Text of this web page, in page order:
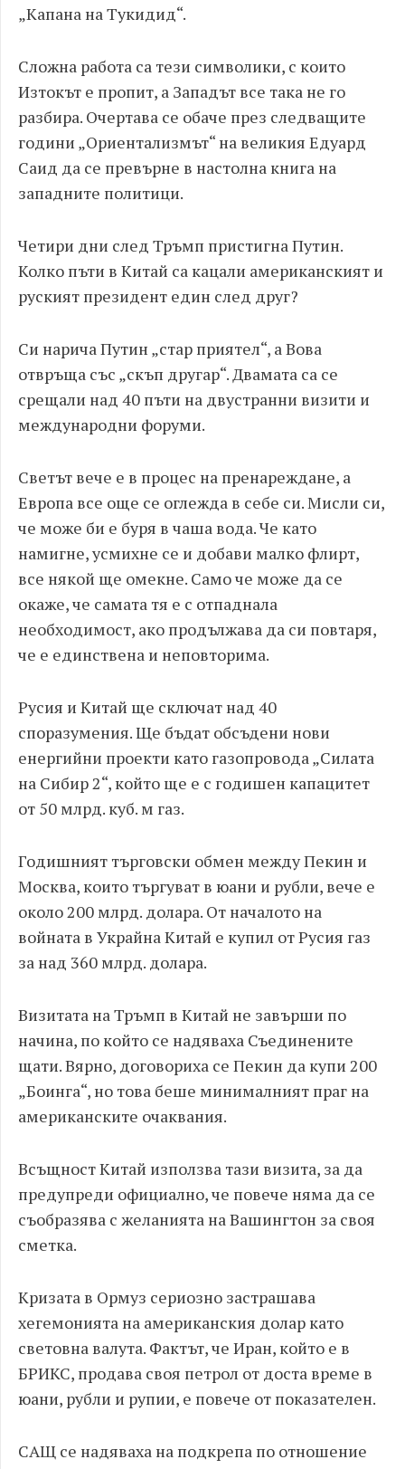
„Капана на Тукидид“.
Сложна работа са тези символики, с които
Изтокът е пропит, а Западът все така не го
разбира. Очертава се обаче през следващите
години „Ориентализмът“ на великия Едуард
Саид да се превърне в настолна книга на
западните политици.
Четири дни след Тръмп пристигна Путин.
Колко пъти в Китай са кацали американският и
руският президент един след друг?
Си нарича Путин „стар приятел“, а Вова
отвръща със „скъп другар“. Двамата са се
срещали над 40 пъти на двустранни визити и
международни форуми.
Светът вече е в процес на пренареждане, а
Европа все още се оглежда в себе си. Мисли си,
че може би е буря в чаша вода. Че като
намигне, усмихне се и добави малко флирт,
все някой ще омекне. Само че може да се
окаже, че самата тя е с отпаднала
необходимост, ако продължава да си повтаря,
че е единствена и неповторима.
Русия и Китай ще сключат над 40
споразумения. Ще бъдат обсъдени нови
енергийни проекти като газопровода „Силата
на Сибир 2“, който ще е с годишен капацитет
от 50 млрд. куб. м газ.
Годишният търговски обмен между Пекин и
Москва, които търгуват в юани и рубли, вече е
около 200 млрд. долара. От началото на
войната в Украйна Китай е купил от Русия газ
за над 360 млрд. долара.
Визитата на Тръмп в Китай не завърши по
начина, по който се надяваха Съединените
щати. Вярно, договориха се Пекин да купи 200
„Боинга“, но това беше минималният праг на
американските очаквания.
Всъщност Китай използва тази визита, за да
предупреди официално, че повече няма да се
съобразява с желанията на Вашингтон за своя
сметка.
Кризата в Ормуз сериозно застрашава
хегемонията на американския долар като
световна валута. Фактът, че Иран, който е в
БРИКС, продава своя петрол от доста време в
юани, рубли и рупии, е повече от показателен.
САЩ се надяваха на подкрепа по отношение